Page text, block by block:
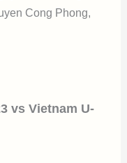
Cong Phong,
vs Vietnam U-